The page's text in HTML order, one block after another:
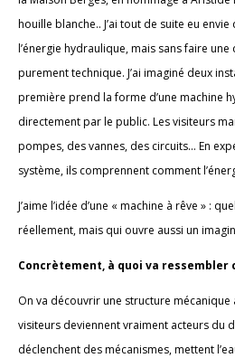
houille blanche.. J’ai tout de suite eu
l’énergie hydraulique, mais sans faire
purement technique. J’ai imaginé deux
première prend la forme d’une machine
directement par le public. Les visiteurs
pompes, des vannes, des circuits… En
système, ils comprennent comment
J’aime l’idée d’une « machine à rêve » :
réellement, mais qui ouvre aussi un
Concrètement, à quoi va
On va découvrir une structure mécanique
visiteurs deviennent vraiment acteurs du
déclenchent des mécanismes, mettent